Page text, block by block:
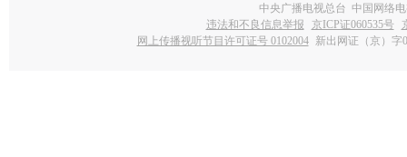
中央广播电视总台 中国网络
违法和不良信息举报
京ICP证060535号
网上传播视听节目许可证号 0102004 新出网证（京）